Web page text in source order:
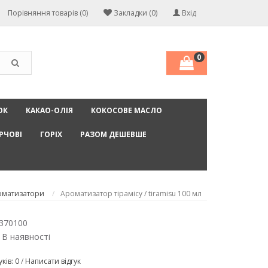
Вхід
Закладки (0)
Порівняння товарів (0)
0
КАКАО-ОЛІЯ КОКОСОВЕ МАСЛО
ГОРІХ РАЗОМ ДЕШЕВШЕ
Ароматизатор тірамісу / tiramisu 100 мл
наявності
0/ Написати відгук